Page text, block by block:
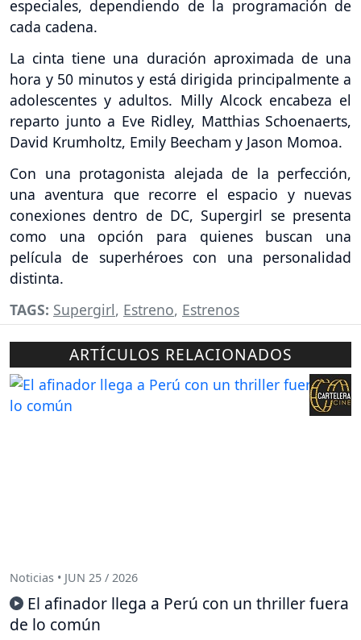
especiales, dependiendo de la programación de
cada cadena.
La cinta tiene una duración aproximada de una
hora y 50 minutos y está dirigida principalmente a
adolescentes y adultos. Milly Alcock encabeza el
reparto junto a Eve Ridley, Matthias Schoenaerts,
David Krumholtz, Emily Beecham y Jason Momoa.
Con una protagonista alejada de la perfección,
una aventura que recorre el espacio y nuevas
conexiones dentro de DC, Supergirl se presenta
como una opción para quienes buscan una
película de superhéroes con una personalidad
distinta.
TAGS: Supergirl, Estreno, Estrenos
ARTÍCULOS RELACIONADOS
Noticias • JUN 25 / 2026
El afinador llega a Perú con un thriller fuera
de lo común